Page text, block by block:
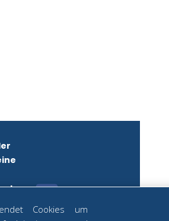
Cookies um